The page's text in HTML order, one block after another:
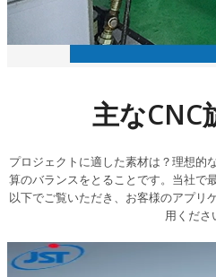
主なCNC
プロジェクトに適した素材は？理想的
算のバランスをとることです。当社で
以下でご覧いただき、お客様のアプリ
用くださ